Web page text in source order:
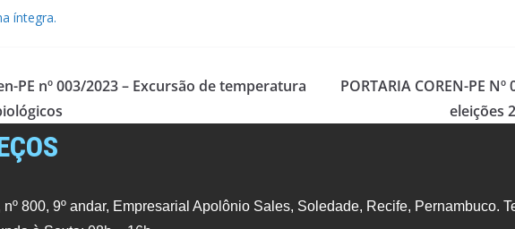
íntegra.
PE nº 003/2023 – Excursão de temperatura
PORTARIA COREN-PE
eleições
800, 9º andar, Empresarial Apolônio Sales, Soledade, Recife, Pernambuco.